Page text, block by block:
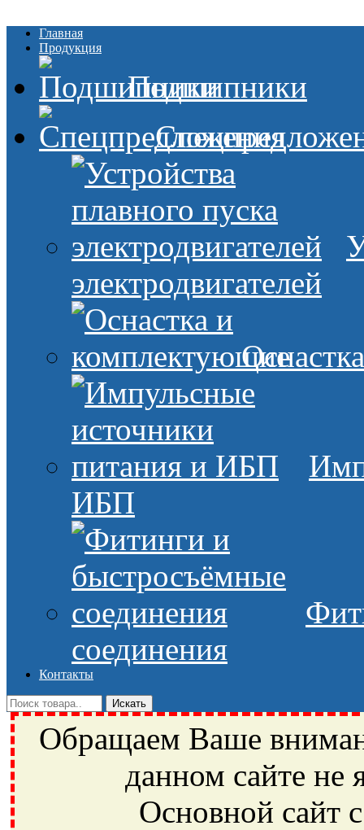
Главная
Продукция
Подшипники
электродвигателей
ИБП
соединения
Контакты
Обращаем Ваше
данном сайте не
Основной сайт